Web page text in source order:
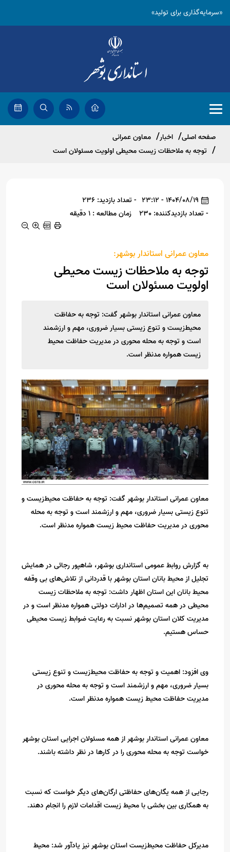
«سرمایه‌گذاری برای تولید»
صفحه اصلی اخبار
معاون عمرانی
توجه به ملاحظات زیست محیطی اولویت مسئولان است
1404/08/19 - 23:12
- تعداد بازدید: 236
- تعداد بازدیدکننده: 230
زمان مطالعه : 1 دقیقه
معاون عمرانی استاندار بوشهر:
توجه به ملاحظات زیست محیطی
اولویت مسئولان است
معاون عمرانی استاندار بوشهر گفت: توجه به حفاظت
محیط‌زیست و تنوع زیستی بسیار ضروری، مهم و ارزشمند
است و توجه به محله محوری در مدیریت حفاظت محیط
زیست همواره مدنظر است.
معاون عمرانی استاندار بوشهر گفت: توجه به حفاظت محیط‌زیست و
تنوع زیستی بسیار ضروری، مهم و ارزشمند است و توجه به محله
محوری در مدیریت حفاظت محیط زیست همواره مدنظر است.
به گزارش روابط عمومی استانداری بوشهر، شاهپور رجائی در همایش
تجلیل از محیط بانان استان بوشهر با قدردانی از تلاش‌های بی وقفه
محیط بانان این استان اظهار داشت: توجه به ملاحظات زیست
محیطی در همه تصمیم‌ها در ادارات دولتی همواره مدنظر است و در
مدیریت کلان استان بوشهر نسبت به رعایت ضوابط زیست محیطی
حساس هستیم.
وی افزود: اهمیت و توجه به حفاظت محیط‌زیست و تنوع زیستی
بسیار ضروری، مهم و ارزشمند است و توجه به محله محوری در
مدیریت حفاظت محیط زیست همواره مدنظر است.
معاون عمرانی استاندار بوشهر از همه مسئولان اجرایی استان بوشهر
خواست توجه به محله محوری را در کارها در نظر داشته باشند.
رجایی از همه یگان‌های حفاظتی ارگان‌های دیگر خواست که نسبت
به همکاری بین بخشی با محیط زیست اقدامات لازم را انجام دهند.
مدیرکل حفاظت محیط‌زیست استان بوشهر نیز یادآور شد: محیط